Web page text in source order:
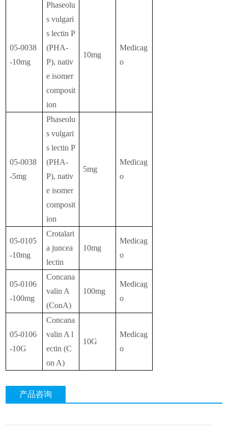
05-0038
-10mg
Phaseolu
s vulgari
s lectin P
(PHA-
P), nativ
e isomer
composit
ion
10mg
Medicag
o
05-0038
-5mg
Phaseolu
s vulgari
s lectin P
(PHA-
P), nativ
e isomer
composit
ion
5mg
Medicag
o
05-0105
-10mg
Crotalari
a juncea
lectin
10mg
Medicag
o
05-0106
-100mg
Concana
valin A
(ConA)
100mg
Medicag
o
05-0106
-10G
Concana
valin A l
ectin (C
on A)
10G
Medicag
o
产品咨询